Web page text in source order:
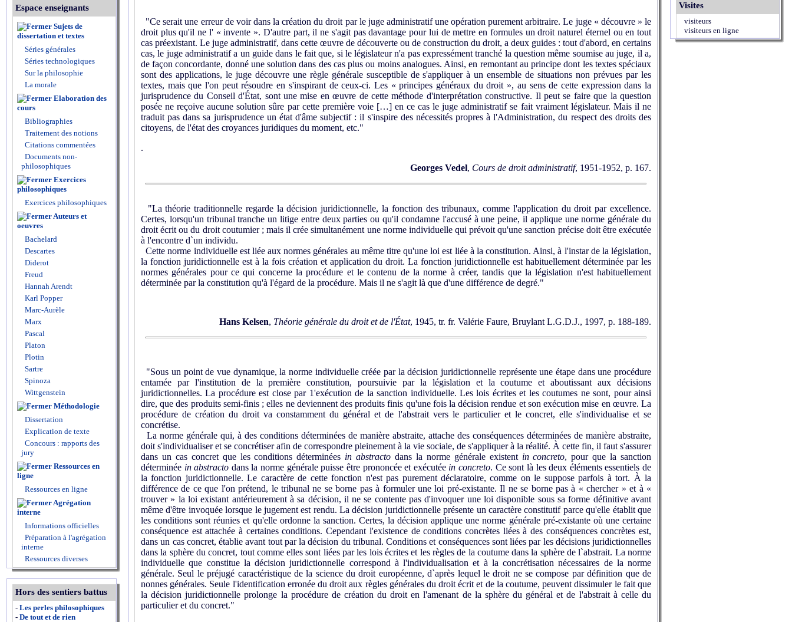
Espace enseignants
Sujets de
dissertation et textes
Séries générales
Séries technologiques
Sur la philosophie
La morale
Elaboration des
cours
Bibliographies
Traitement des notions
Citations commentées
Documents non-
philosophiques
Exercices
philosophiques
Exercices philosophiques
Auteurs et
oeuvres
Bachelard
Descartes
Diderot
Freud
Hannah Arendt
Karl Popper
Marc-Aurèle
Marx
Pascal
Platon
Plotin
Sartre
Spinoza
Wittgenstein
Méthodologie
Dissertation
Explication de texte
Concours : rapports des
jury
Ressources en
ligne
Ressources en ligne
Agrégation
interne
Informations officielles
Préparation à l'agrégation
interne
Ressources diverses
Hors des sentiers battus
- Les perles philosophiques
- De tout et de rien
"Ce serait une erreur de voir dans la création du droit par le juge administratif une opération purement arbitraire. Le juge « découvre » le
droit plus qu'il ne l' « invente ». D'autre part, il ne s'agit pas davantage pour lui de mettre en formules un droit naturel éternel ou en tout
cas préexistant. Le juge administratif, dans cette œuvre de découverte ou de construction du droit, a deux guides : tout d'abord, en certains
cas, le juge administratif a un guide dans le fait que, si le législateur n'a pas expressément tranché la question même soumise au juge, il a,
de façon concordante, donné une solution dans des cas plus ou moins analogues. Ainsi, en remontant au principe dont les textes spéciaux
sont des applications, le juge découvre une règle générale susceptible de s'appliquer à un ensemble de situations non prévues par les
textes, mais que l'on peut résoudre en s'inspirant de ceux-ci. Les « principes généraux du droit », au sens de cette expression dans la
jurisprudence du Conseil d'État, sont une mise en œuvre de cette méthode d'interprétation constructive. Il peut se faire que la question
posée ne reçoive aucune solution sûre par cette première voie […] en ce cas le juge administratif se fait vraiment législateur. Mais il ne
traduit pas dans sa jurisprudence un état d'âme subjectif : il s'inspire des nécessités propres à l'Administration, du respect des droits des
citoyens, de l'état des croyances juridiques du moment, etc."
.
Georges Vedel, Cours de droit administratif, 1951-1952, p. 167.
"La théorie traditionnelle regarde la décision juridictionnelle, la fonction des tribunaux, comme l'application du droit par excellence.
Certes, lorsqu'un tribunal tranche un litige entre deux parties ou qu'il condamne l'accusé à une peine, il applique une norme générale du
droit écrit ou du droit coutumier ; mais il crée simultanément une norme individuelle qui prévoit qu'une sanction précise doit être exécutée
à l'encontre d`un individu.
Cette norme individuelle est liée aux normes générales au même titre qu'une loi est liée à la constitution. Ainsi, à l'instar de la législation,
la fonction juridictionnelle est à la fois création et application du droit. La fonction juridictionnelle est habituellement déterminée par les
normes générales pour ce qui concerne la procédure et le contenu de la norme à créer, tandis que la législation n'est habituellement
déterminée par la constitution qu'à l'égard de la procédure. Mais il ne s'agit là que d'une différence de degré."
Hans Kelsen, Théorie générale du droit et de l'État, 1945, tr. fr. Valérie Faure, Bruylant L.G.D.J., 1997, p. 188-189.
"Sous un point de vue dynamique, la norme individuelle créée par la décision juridictionnelle représente une étape dans une procédure
entamée par l'institution de la première constitution, poursuivie par la législation et la coutume et aboutissant aux décisions
juridictionnelles. La procédure est close par 1'exécution de la sanction individuelle. Les lois écrites et les coutumes ne sont, pour ainsi
dire, que des produits semi-finis ; elles ne deviennent des produits finis qu'une fois la décision rendue et son exécution mise en œuvre. La
procédure de création du droit va constamment du général et de l'abstrait vers le particulier et le concret, elle s'individualise et se
concrétise.
La norme générale qui, à des conditions déterminées de manière abstraite, attache des conséquences déterminées de manière abstraite,
doit s'individualiser et se concrétiser afin de correspondre pleinement à la vie sociale, de s'appliquer à la réalité. À cette fin, il faut s'assurer
dans un cas concret que les conditions déterminées in abstracto dans la norme générale existent in concreto, pour que la sanction
déterminée in abstracto dans la norme générale puisse être prononcée et exécutée in concreto. Ce sont là les deux éléments essentiels de
la fonction juridictionnelle. Le caractère de cette fonction n'est pas purement déclaratoire, comme on le suppose parfois à tort. À la
différence de ce que l'on prétend, le tribunal ne se borne pas à formuler une loi pré-existante. Il ne se borne pas à « chercher » et à «
trouver » la loi existant antérieurement à sa décision, il ne se contente pas d'invoquer une loi disponible sous sa forme définitive avant
même d'être invoquée lorsque le jugement est rendu. La décision juridictionnelle présente un caractère constitutif parce qu'elle établit que
les conditions sont réunies et qu'elle ordonne la sanction. Certes, la décision applique une norme générale pré-existante où une certaine
conséquence est attachée à certaines conditions. Cependant l'existence de conditions concrètes liées à des conséquences concrètes est,
dans un cas concret, établie avant tout par la décision du tribunal. Conditions et conséquences sont liées par les décisions juridictionnelles
dans la sphère du concret, tout comme elles sont liées par les lois écrites et les règles de la coutume dans la sphère de l`abstrait. La norme
individuelle que constitue la décision juridictionnelle correspond à l'individualisation et à la concrétisation nécessaires de la norme
générale. Seul le préjugé caractéristique de la science du droit européenne, d`après lequel le droit ne se compose par définition que de
nonnes générales. Seule l'identification erronée du droit aux règles générales du droit écrit et de la coutume, peuvent dissimuler le fait que
la décision juridictionnelle prolonge la procédure de création du droit en l'amenant de la sphère du général et de l'abstrait à celle du
particulier et du concret."
Visites
visiteurs
visiteurs en ligne